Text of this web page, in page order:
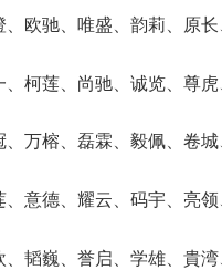
、欧驰、唯盛、韵莉、原长
、柯莲、尚驰、诚览、尊虎
、万榕、磊霖、毅佩、卷
、意德、耀云、码宇、亮
、韬巍、誉启、学雄、貴